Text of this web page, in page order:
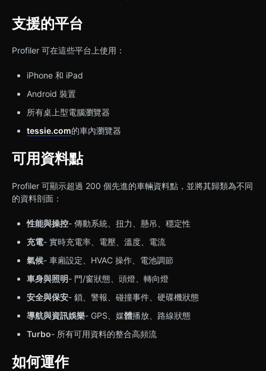
支援的平台
Profiler 可在這些平台上使用：
iPhone 和 iPad
Android 裝置
所有桌上型電腦瀏覽器
tessie.com的車內瀏覽器
可用資料點
Profiler 可顯示超過 200 個先進的車輛資料點，並將其歸類為不同
的資料剖面：
性能與操控- 傳動系統、扭力、懸吊、穩定性
充電- 實時充電率、電壓、溫度、電流
氣候- 車廂設定、HVAC 操作、電池調節
車身與照明- 門/窗狀態、頭燈、轉向燈
安全與保安- 鎖、警報、碰撞事件、硬碟機狀態
導航與資訊娛樂- GPS、媒體播放、路線狀態
Turbo- 所有可用資料的整合高頻流
如何運作